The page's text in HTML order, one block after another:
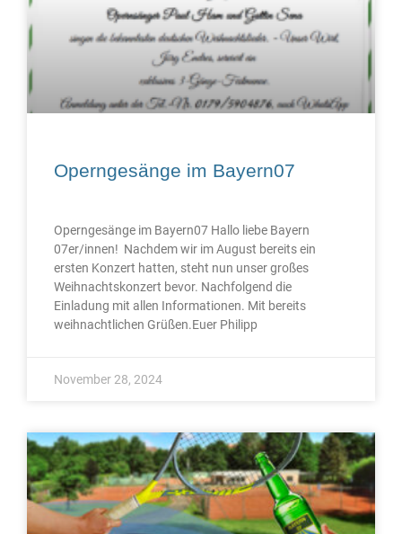
Operngesänge im Bayern07
Operngesänge im Bayern07 Hallo liebe Bayern
07er/innen! Nachdem wir im August bereits ein
ersten Konzert hatten, steht nun unser großes
Weihnachtskonzert bevor. Nachfolgend die
Einladung mit allen Informationen. Mit bereits
weihnachtlichen Grüßen.Euer Philipp
November 28, 2024